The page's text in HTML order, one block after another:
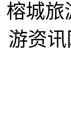
榕城旅
游资